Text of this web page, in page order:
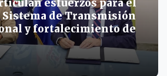
esfuerzos para el
de Transmisión
y fortalecimiento de